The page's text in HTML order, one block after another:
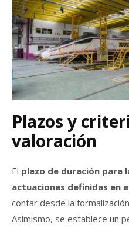
Plazos y
valoración
El plazo de duración para
actuaciones definidas en
contar desde la
Asimismo, se establece un